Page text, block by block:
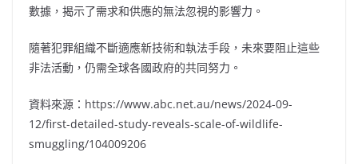
數據，揭示了需求和供應的無法忽視的影響力。
隨著犯罪組織不斷適應新技術和執法手段，未來要阻止這些
非法活動，仍需全球各國政府的共同努力。
資料來源：https://www.abc.net.au/news/2024-09-
12/first-detailed-study-reveals-scale-of-wildlife-
smuggling/104009206